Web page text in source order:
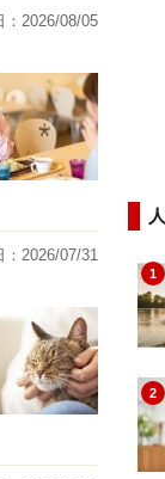
：2026/08/05
：2026/07/31
1
2